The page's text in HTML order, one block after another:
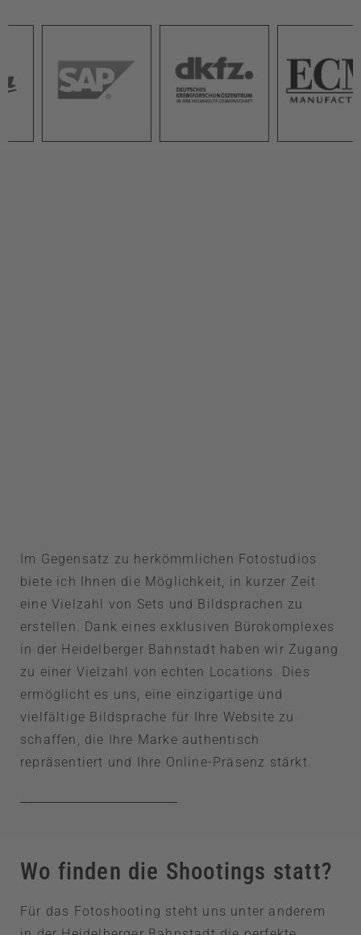
Im Gegensatz zu herkömmlichen Fotostudios
biete ich Ihnen die Möglichkeit, in kurzer Zeit
eine Vielzahl von Sets und Bildsprachen zu
erstellen. Dank eines exklusiven Bürokomplexes
in der Heidelberger Bahnstadt haben wir Zugang
zu einer Vielzahl von echten Locations. Dies
ermöglicht es uns, eine einzigartige und
vielfältige Bildsprache für Ihre Website zu
schaffen, die Ihre Marke authentisch
repräsentiert und Ihre Online-Präsenz stärkt.
Wo finden die Shootings statt?
Für das Fotoshooting steht uns unter anderem